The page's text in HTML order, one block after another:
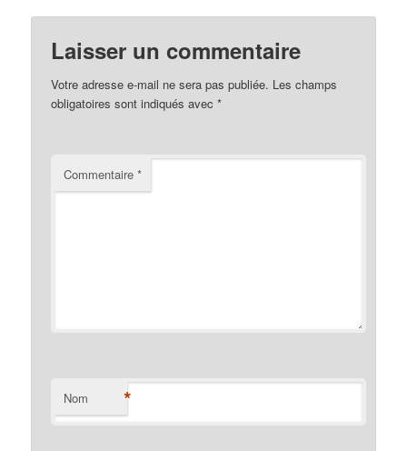
Laisser un commentaire
Votre adresse e-mail ne sera pas publiée. Les champs
obligatoires sont indiqués avec*
Commentaire*
Nom *